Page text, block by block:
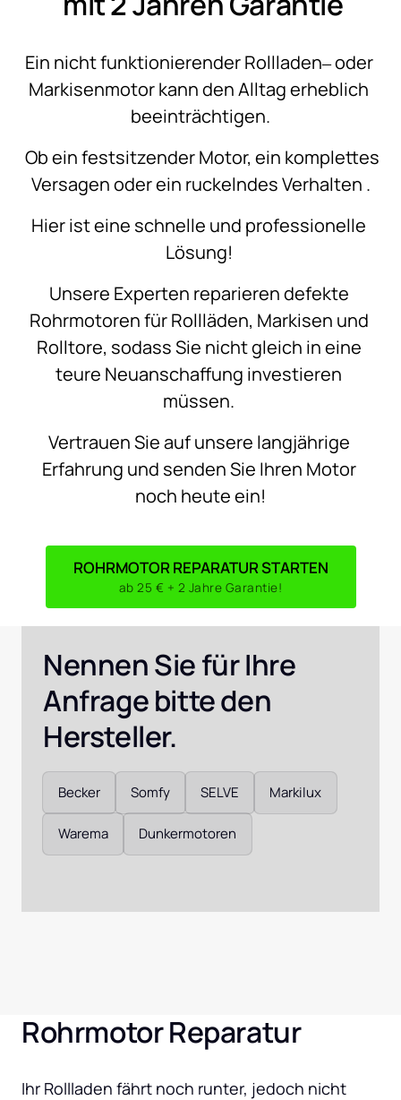
Ein nicht funktionierender Rollladen‒
oder
Markisenmotor kann den Alltag
beeinträchtigen.
Ob ein festsitzender Motor, ein
Versagen oder ein ruckelndes Verhalten .
Hier ist eine schnelle und
Lösung!
Unsere Experten reparieren
Rohrmotoren für Rollläden, Markisen
Rolltore, sodass Sie nicht gleich in
teure Neuanschaffung
müssen.
Vertrauen Sie auf unsere
Erfahrung und senden Sie Ihren
Motor
noch heute ein!
ROHRMOTOR REPARATUR STARTEN
ab 25 € + 2 Jahre Garantie!
Nennen Sie für Ihre
Anfrage bitte den
Hersteller.
Auswählen
Becker Somfy SELVE Markilux
Warema Dunkermotoren
Rohrmotor Reparatur
Ihr Rollladen fährt noch runter, jedoch nicht